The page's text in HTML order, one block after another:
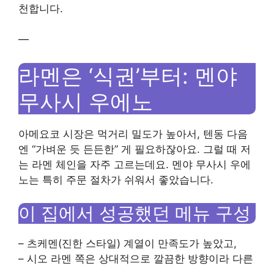
천합니다.
—
라멘은 ‘식권’부터: 멘야
무사시 우에노
아메요코 시장은 먹거리 밀도가 높아서, 텐동 다음
엔 “가벼운 듯 든든한” 게 필요하잖아요. 그럴 때 저
는 라멘 체인을 자주 고르는데요. 멘야 무사시 우에
노는 특히 주문 절차가 쉬워서 좋았습니다.
이 집에서 성공했던 메뉴 구성
– 츠케멘(진한 스타일) 계열이 만족도가 높았고,
– 시오 라멘 쪽은 상대적으로 깔끔한 방향이라 다른